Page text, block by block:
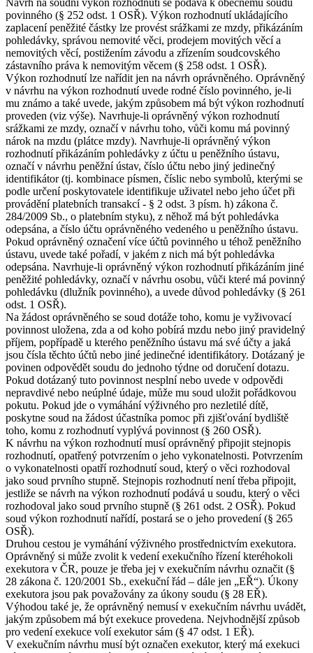
povinného (§ 252 odst. 1 OSŘ). Výkon rozhodnutí ukládajícího
zaplacení peněžité částky lze provést srážkami ze mzdy, přikázáním
pohledávky, správou nemovité věci, prodejem movitých věcí a
nemovitých věcí, postižením závodu a zřízením soudcovského
zástavního práva k nemovitým věcem (§ 258 odst. 1 OSŘ).
Výkon rozhodnutí lze nařídit jen na návrh oprávněného. Oprávněný
v návrhu na výkon rozhodnutí uvede rodné číslo povinného, je-li
mu známo a také uvede, jakým způsobem má být výkon rozhodnutí
proveden (viz výše). Navrhuje-li oprávněný výkon rozhodnutí
srážkami ze mzdy, označí v návrhu toho, vůči komu má povinný
nárok na mzdu (plátce mzdy). Navrhuje-li oprávněný výkon
rozhodnutí přikázáním pohledávky z účtu u peněžního ústavu,
označí v návrhu peněžní ústav, číslo účtu nebo jiný jedinečný
identifikátor (tj. kombinace písmen, číslic nebo symbolů, kterými se
podle určení poskytovatele identifikuje uživatel nebo jeho účet při
provádění platebních transakcí - § 2 odst. 3 písm. h) zákona č.
284/2009 Sb., o platebním styku), z něhož má být pohledávka
odepsána, a číslo účtu oprávněného vedeného u peněžního ústavu.
Pokud oprávněný označení více účtů povinného u téhož peněžního
ústavu, uvede také pořadí, v jakém z nich má být pohledávka
odepsána. Navrhuje-li oprávněný výkon rozhodnutí přikázáním jiné
peněžité pohledávky, označí v návrhu osobu, vůči které má povinný
pohledávku (dlužník povinného), a uvede důvod pohledávky (§ 261
odst. 1 OSŘ).
Na žádost oprávněného se soud dotáže toho, komu je vyživovací
povinnost uložena, zda a od koho pobírá mzdu nebo jiný pravidelný
příjem, popřípadě u kterého peněžního ústavu má své účty a jaká
jsou čísla těchto účtů nebo jiné jedinečné identifikátory. Dotázaný je
povinen odpovědět soudu do jednoho týdne od doručení dotazu.
Pokud dotázaný tuto povinnost nesplní nebo uvede v odpovědi
nepravdivé nebo neúplné údaje, může mu soud uložit pořádkovou
pokutu. Pokud jde o vymáhání výživného pro nezletilé dítě,
poskytne soud na žádost účastníka pomoc při zjišťování bydliště
toho, komu z rozhodnutí vyplývá povinnost (§ 260 OSŘ).
K návrhu na výkon rozhodnutí musí oprávněný připojit stejnopis
rozhodnutí, opatřený potvrzením o jeho vykonatelnosti. Potvrzením
o vykonatelnosti opatří rozhodnutí soud, který o věci rozhodoval
jako soud prvního stupně. Stejnopis rozhodnutí není třeba připojit,
jestliže se návrh na výkon rozhodnutí podává u soudu, který o věci
rozhodoval jako soud prvního stupně (§ 261 odst. 2 OSŘ). Pokud
soud výkon rozhodnutí nařídí, postará se o jeho provedení (§ 265
OSŘ).
Druhou cestou je vymáhání výživného prostřednictvím exekutora.
Oprávněný si může zvolit k vedení exekučního řízení kteréhokoli
exekutora v ČR, pouze je třeba jej v exekučním návrhu označit (§
28 zákona č. 120/2001 Sb., exekuční řád – dále jen „EŘ“). Úkony
exekutora jsou pak považovány za úkony soudu (§ 28 EŘ).
Výhodou také je, že oprávněný nemusí v exekučním návrhu uvádět,
jakým způsobem má být exekuce provedena. Nejvhodnější způsob
pro vedení exekuce volí exekutor sám (§ 47 odst. 1 EŘ).
V exekučním návrhu musí být označen exekutor, který má exekuci